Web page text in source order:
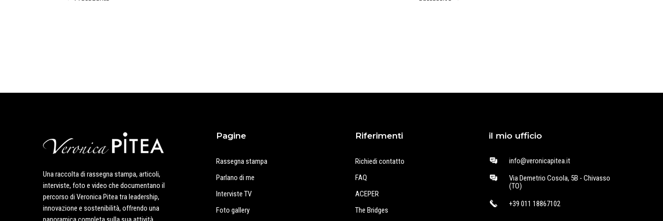
Una raccolta di rassegna stampa, articoli,
interviste, foto e video che documentano il
percorso di Veronica Pitea tra leadership,
innovazione e sostenibilità, offrendo una
Pagine
Rassegna stampa
Parlano di me
Interviste TV
Foto gallery
Riferimenti
Richiedi contatto
FAQ
ACEPER
The Bridges
il mio ufficio
info@veronicapitea.it
Via Demetrio Cosola, 5B - Chivasso
(TO)
+39 011 18867102